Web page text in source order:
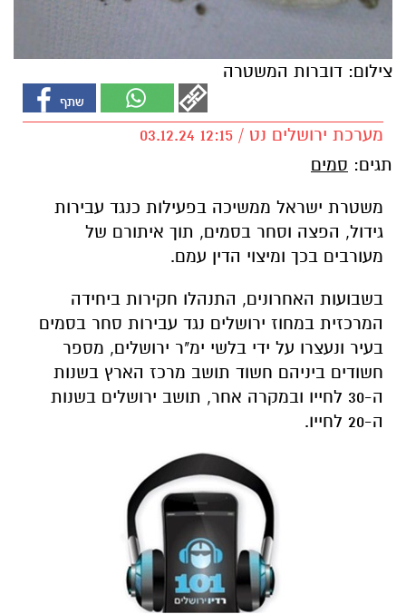
צילום: דוברות המשטרה
מערכת ירושלים נט / 12:15 03.12.24
תגים: סמים
משטרת ישראל ממשיכה בפעילות כנגד עבירות
גידול, הפצה וסחר בסמים, תוך איתורם של
מעורבים בכך ומיצוי הדין עמם.
בשבועות האחרונים, התנהלו חקירות ביחידה
המרכזית במחוז ירושלים נגד עבירות סחר בסמים
בעיר ונעצרו על ידי בלשי ימ"ר ירושלים, מספר
חשודים ביניהם חשוד תושב מרכז הארץ בשנות
ה-30 לחייו ובמקרה אחר, תושב ירושלים בשנות
ה-20 לחייו.